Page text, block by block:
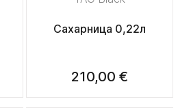
Сахарница 0,22л
210,00 €